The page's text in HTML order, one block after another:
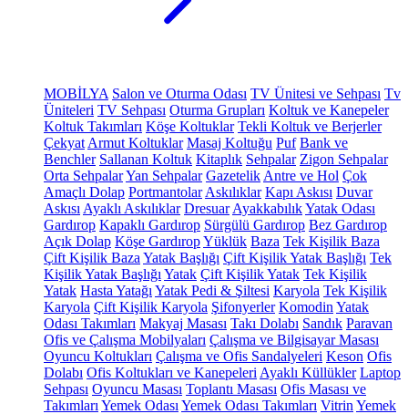
MOBİLYA Salon ve Oturma Odası TV Ünitesi ve Sehpası Tv
Üniteleri TV Sehpası Oturma Grupları Koltuk ve Kanepeler
Koltuk Takımları Köşe Koltuklar Tekli Koltuk ve Berjerler
Çekyat Armut Koltuklar Masaj Koltuğu Puf Bank ve
Benchler Sallanan Koltuk Kitaplık Sehpalar Zigon Sehpalar
Orta SehpalarYan Sehpalar Gazetelik Antre ve Hol Çok
Amaçlı Dolap Portmantolar Askılıklar Kapı Askısı Duvar
Askısı Ayaklı Askılıklar Dresuar AyakkabılıkYatak Odası
Gardırop Kapaklı Gardırop Sürgülü Gardırop Bez Gardırop
Açık Dolap Köşe GardıropYüklük Baza Tek Kişilik Baza
Çift Kişilik Baza Yatak Başlığı Çift Kişilik Yatak Başlığı Tek
Kişilik Yatak Başlığı Yatak Çift Kişilik Yatak Tek Kişilik
Yatak Hasta Yatağı Yatak Pedi & Şiltesi Karyola Tek Kişilik
Karyola Çift Kişilik Karyola Şifonyerler Komodin Yatak
Odası Takımları Makyaj Masası Takı Dolabı Sandık Paravan
Ofis ve Çalışma Mobilyaları Çalışma ve Bilgisayar Masası
Oyuncu Koltukları Çalışma ve Ofis Sandalyeleri Keson Ofis
Dolabı Ofis Koltukları ve Kanepeleri Ayaklı Küllükler Laptop
Sehpası Oyuncu Masası Toplantı Masası Ofis Masası ve
Takımları Yemek Odası Yemek Odası Takımları Vitrin Yemek